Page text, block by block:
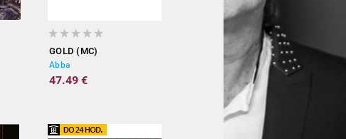
GOLD (MC)
Abba
47.49 €